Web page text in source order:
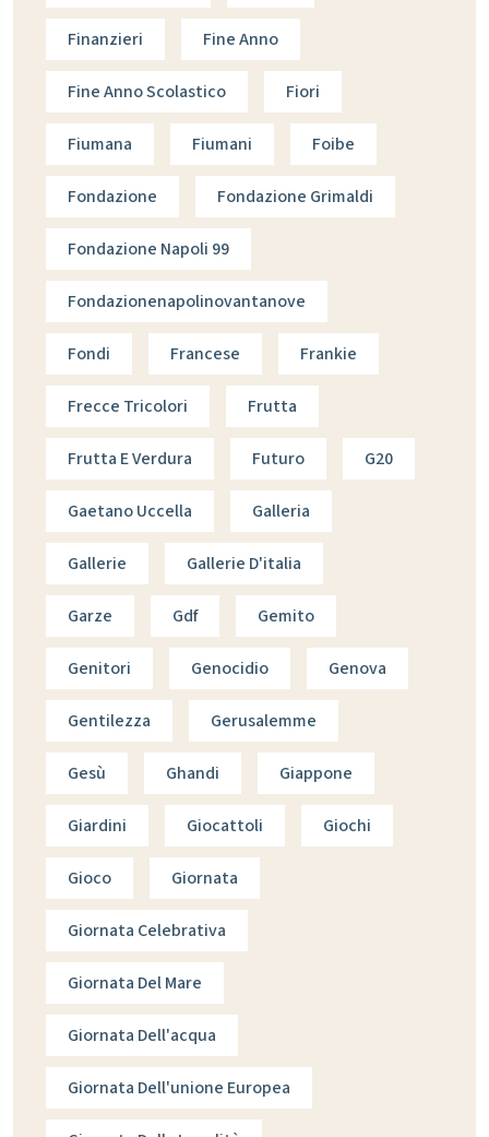
Finanzieri Fine Anno
Fine Anno Scolastico Fiori
Fiumana Fiumani Foibe
Fondazione Fondazione Grimaldi
Fondazione Napoli 99
Fondazionenapolinovantanove
Fondi Francese Frankie
Frecce Tricolori Frutta
Frutta E Verdura Futuro G20
Gaetano Uccella Galleria
Gallerie Gallerie D'italia
Garze Gdf Gemito
Genitori Genocidio Genova
Gentilezza Gerusalemme
Gesù Ghandi Giappone
Giardini Giocattoli Giochi
Gioco Giornata
Giornata Celebrativa
Giornata Del Mare
Giornata Dell'acqua
Giornata Dell'unione Europea